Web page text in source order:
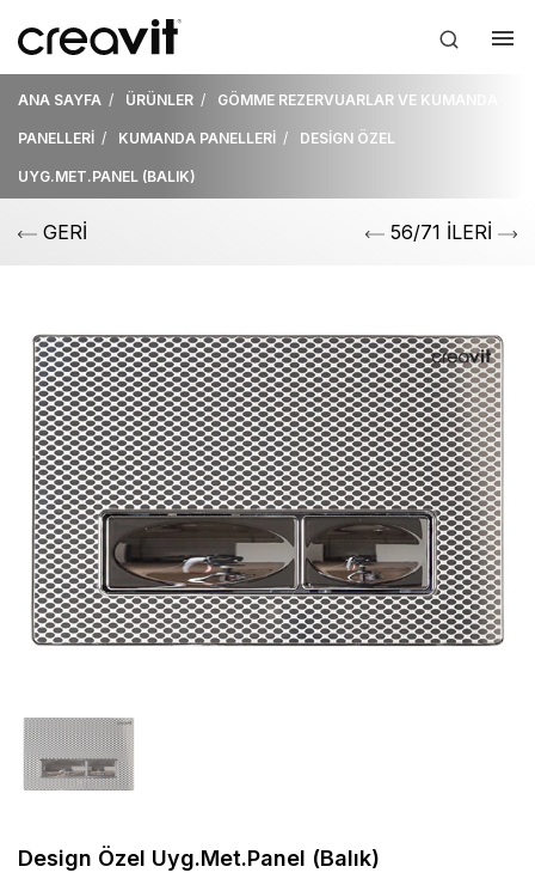
ANA SAYFA ÜRÜNLER GÖMME REZERVUARLAR VE KUMANDA
PANELLERİ KUMANDA PANELLERİ DESİGN ÖZEL
UYG.MET.PANEL (BALIK)
GERİ 56/71 İLERİ
Design Özel Uyg.Met.Panel (Balık)